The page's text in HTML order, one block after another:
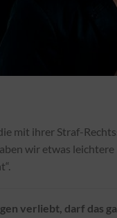
mit ihrer Straf-
wir etwas
verliebt, darf das